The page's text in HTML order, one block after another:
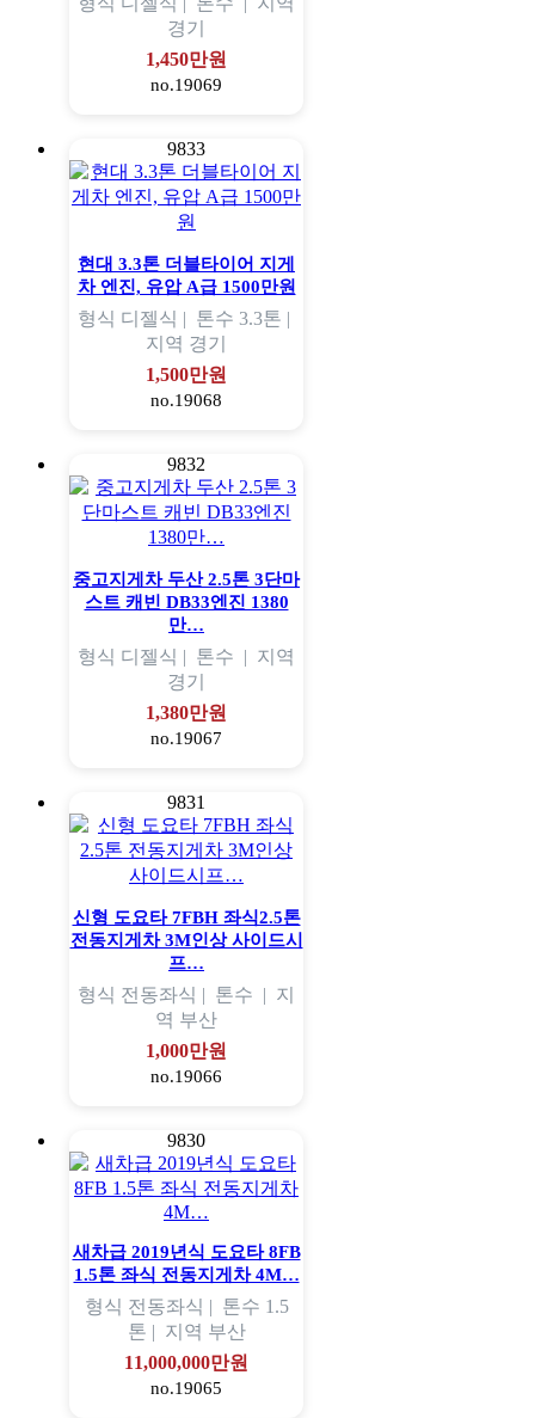
경기
1,450만원
no.19069
9833
현대 3.3톤 더블타이어 지게
차 엔진, 유압 A급 1500만원
형식 디젤식 | 톤수 3.3톤 |
지역 경기
1,500만원
no.19068
9832
중고지게차 두산 2.5톤 3단마
스트 캐빈 DB33엔진 1380
만…
형식 디젤식 | 톤수 | 지역
경기
1,380만원
no.19067
9831
신형 도요타 7FBH 좌식2.5톤
전동지게차 3M인상 사이드시
프…
형식 전동좌식 | 톤수 | 지
역 부산
1,000만원
no.19066
9830
새차급 2019년식 도요타 8FB
1.5톤 좌식 전동지게차 4M…
형식 전동좌식 | 톤수 1.5
톤 | 지역 부산
11,000,000만원
no.19065